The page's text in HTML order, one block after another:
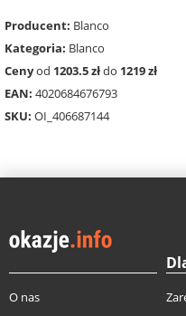
Producent: Blanco
Kategoria: Blanco
Cenyod 1203.5 złdo 1219 zł
EAN: 4020684676793
SKU: OI_406687144
O nas